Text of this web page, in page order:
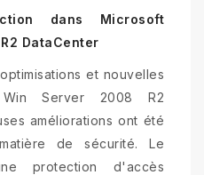
dans Microsoft
DataCenter
et nouvelles
Win Server 2008 R2
améliorations ont été
de sécurité. Le
protection d'accès